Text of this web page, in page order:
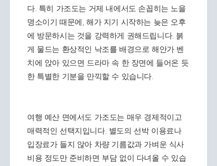
다. 특히 가조도는 거제 내에서도 손꼽히는 노을
명소이기 때문에, 해가 지기 시작하는 늦은 오후
에 방문하시는 것을 강력하게 권해드립니다. 붉
게 물드는 환상적인 낙조를 배경으로 해안가 벤
치에 앉아 있으면 드라마 속 한 장면에 들어온 듯
한 특별한 기분을 만끽할 수 있습니다.
여행 예산 면에서도 가조도는 매우 경제적이고
매력적인 선택지입니다. 별도의 선박 이용료나
입장료가 들지 않아 차량 기름값과 가벼운 식사
비용 정도만 준비하면 부담 없이 다녀올 수 있습